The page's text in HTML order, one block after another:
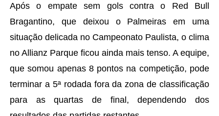
Após o empate sem gols contra o Red Bull
Bragantino, que deixou o Palmeiras em uma
situação delicada no Campeonato Paulista, o clima
no Allianz Parque ficou ainda mais tenso. A equipe,
que somou apenas 8 pontos na competição, pode
terminar a 5ª rodada fora da zona de classificação
para as quartas de final, dependendo dos